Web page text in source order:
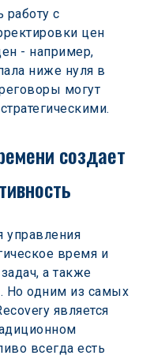
работу с
цен
- например,
ниже нуля в
могут
создает
управления
время и
а также
Но одним из самых
является
всегда есть